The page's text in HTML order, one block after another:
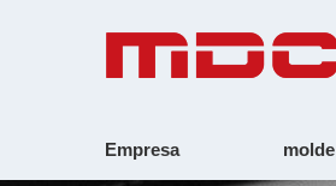
Empresa